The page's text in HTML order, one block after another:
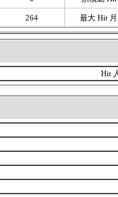
264 最大 Hit 月
Hit